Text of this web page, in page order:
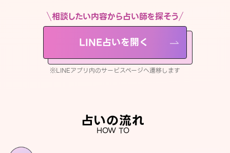
相談したい内容から占い師を探そう
LINE占いを開く
※LINEアプリ内のサービスページへ遷移します
占いの流れ
HOW TO